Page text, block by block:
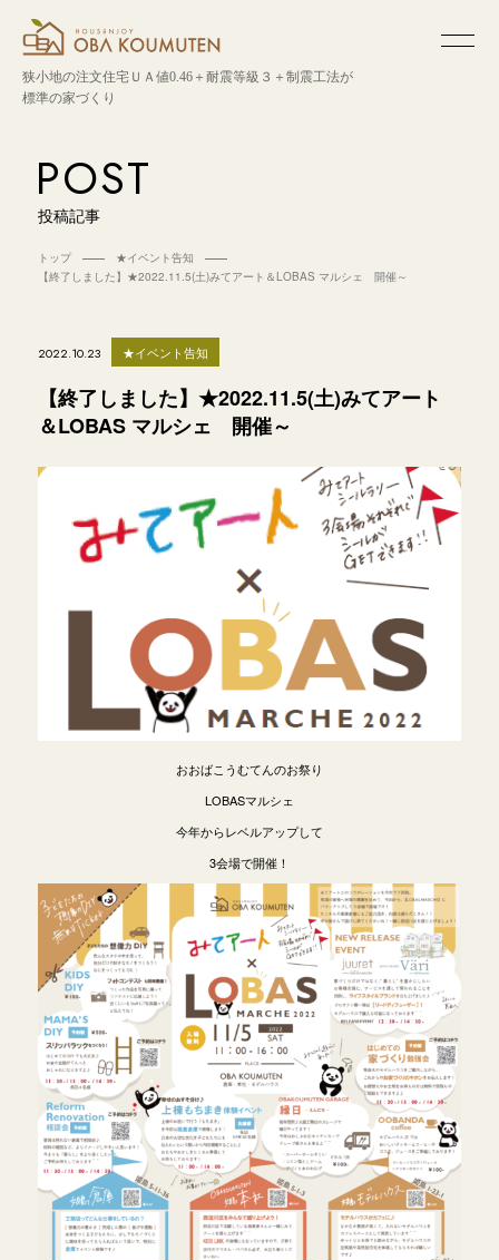
狭小地の注文住宅ＵＡ値0.46＋耐震等級３＋制震工法が
標準の家づくり
POST
投稿記事
トップ
★イベント告知
【終了しました】★2022.11.5(土)みてアート＆LOBAS マルシェ 開催～
2022.10.23 ★イベント告知
【終了しました】★2022.11.5(土)みてアート
＆LOBAS マルシェ 開催～
おおばこうむてんのお祭り
LOBASマルシェ
今年からレベルアップして
3会場で開催！